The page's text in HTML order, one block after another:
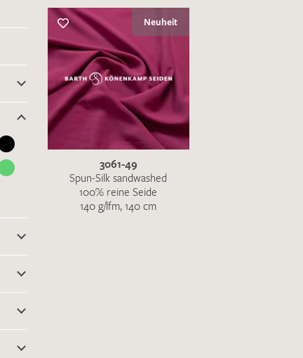
Merkliste /
auf Ihrer
individuelle
vermerken
IHRE KONTAKTDATEN
Leider ist das Kontaktformular
schreiben Sie eine E-Mail mit
Neuheit
3061-49
Spun-Silk sandwashed
100% reine Seide
140 g/lfm, 140 cm